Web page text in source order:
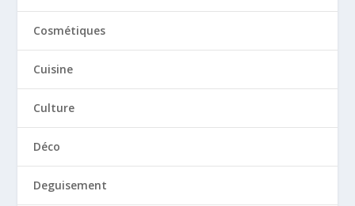
Cosmétiques
Cuisine
Culture
Déco
Deguisement